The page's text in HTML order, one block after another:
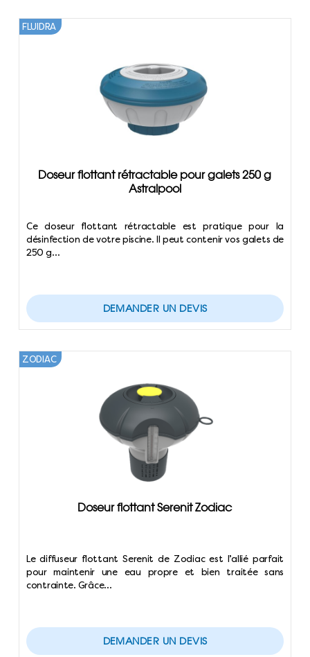
Doseur flottant rétractable pour galets 250 g
Astralpool
FLUIDRA
Ce doseur flottant rétractable est pratique pour la
désinfection de votre piscine. Il peut contenir vos galets de
250 g…
DEMANDER UN DEVIS
Doseur flottant Serenit Zodiac
ZODIAC
Le diffuseur flottant Serenit de Zodiac est l’allié parfait
pour maintenir une eau propre et bien traitée sans
contrainte. Grâce…
DEMANDER UN DEVIS